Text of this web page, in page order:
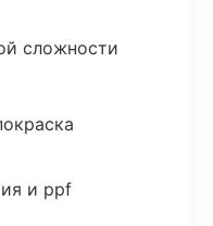
сложности
и ppf